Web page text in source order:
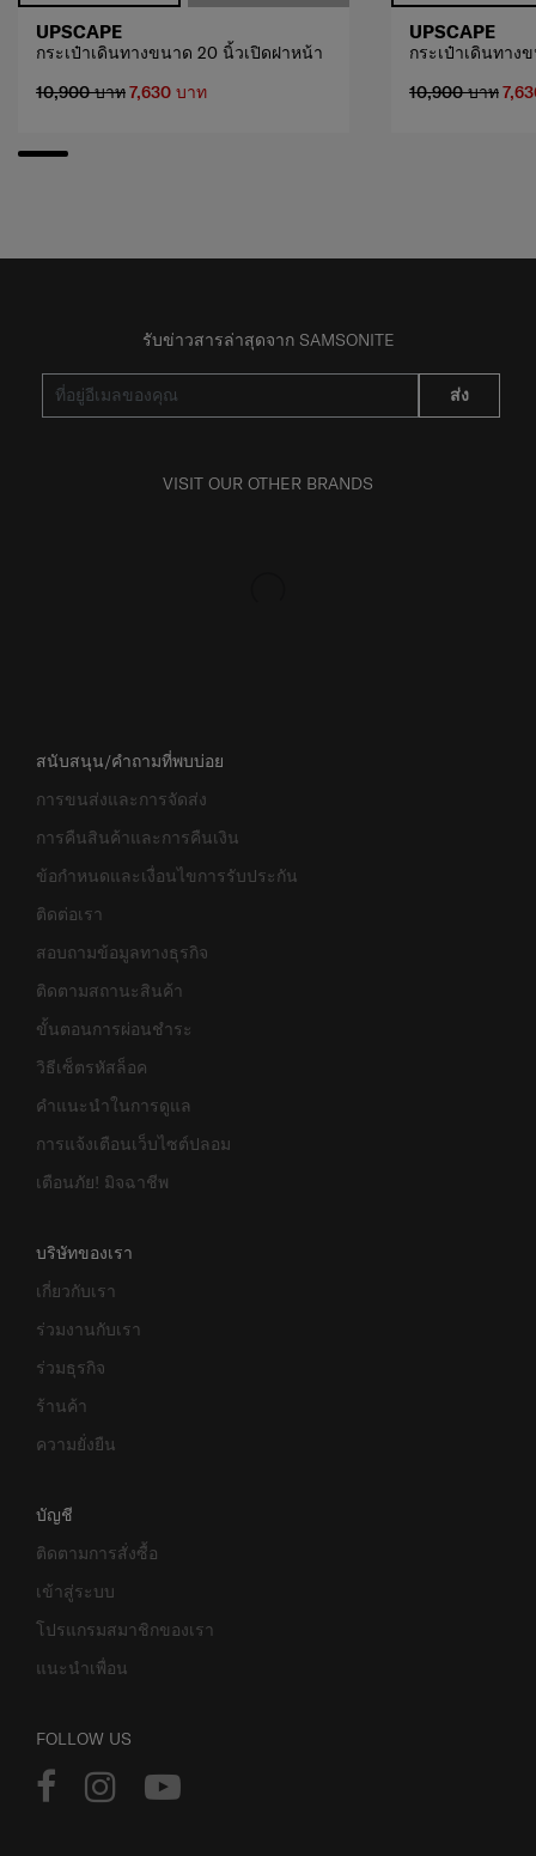
UPSCAPE
กระเป๋าเดินทางขนาด 20 นิ้วเปิดฝาหน้า
10,900 บาท7,630 บาท
UPSCAPE
กระเป๋าเดินทาง
10,900 บาท
รับข่าวสารล่าสุดจาก SAMSONITE
ส่ง
VISIT OUR OTHER BRANDS
สนับสนุน/คำถามที่พบบ่อย
การขนส่งและการจัดส่ง
การคืนสินค้าและการคืนเงิน
ข้อกำหนดและเงื่อนไขการรับประกัน
ติดต่อเรา
สอบถามข้อมูลทางธุรกิจ
ติดตามสถานะสินค้า
ขั้นตอนการผ่อนชำระ
วิธีเซ็ตรหัสล็อค
คำแนะนำในการดูแล
การแจ้งเตือนเว็บไซต์ปลอม
เตือนภัย! มิจฉาชีพ
บริษัทของเรา
เกี่ยวกับเรา
ร่วมงานกับเรา
ร่วมธุรกิจ
ร้านค้า
ความยั่งยืน
บัญชี
ติดตามการสั่งซื้อ
เข้าสู่ระบบ
โปรแกรมสมาชิกของเรา
แนะนำเพื่อน
FOLLOW US